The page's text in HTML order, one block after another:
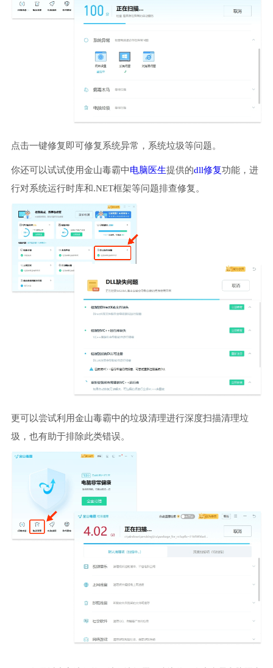
点击一键修复即可修复系统异常，系统垃圾等问题。
你还可以试试使用金山毒霸中电脑医生提供的dll修复功能，进
行对系统运行时库和.NET框架等问题排查修复。
更可以尝试利用金山毒霸中的垃圾清理进行深度扫描清理垃
圾，也有助于排除此类错误。